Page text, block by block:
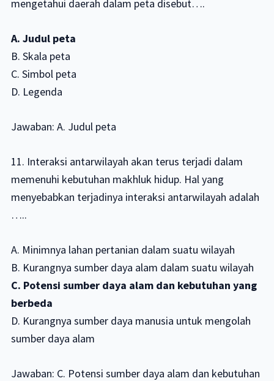
mengetahui daerah dalam peta disebut….
A. Judul peta
B. Skala peta
C. Simbol peta
D. Legenda
Jawaban: A. Judul peta
11. Interaksi antarwilayah akan terus terjadi dalam
memenuhi kebutuhan makhluk hidup. Hal yang
menyebabkan terjadinya interaksi antarwilayah adalah
…..
A. Minimnya lahan pertanian dalam suatu wilayah
B. Kurangnya sumber daya alam dalam suatu wilayah
C. Potensi sumber daya alam dan kebutuhan yang
berbeda
D. Kurangnya sumber daya manusia untuk mengolah
sumber daya alam
Jawaban: C. Potensi sumber daya alam dan kebutuhan